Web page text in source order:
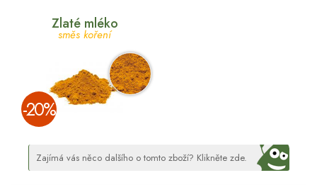
Zlaté mléko
směs koření
­-20%
Zajímá vás něco dalšího o tomto zboží? Klikněte zde.